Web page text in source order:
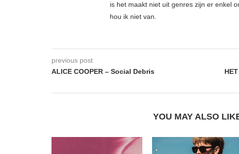
is het maakt niet uit genres zijn er enkel
hou ik niet van.
previous post
ALICE COOPER – Social Debris
YOU MAY ALSO